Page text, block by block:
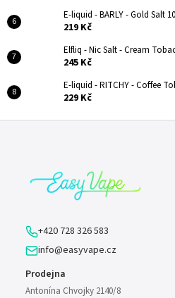
E-liquid - BARLY - Gold Salt
219 Kč
Elfliq - Nic Salt - Cream
245 Kč
E-liquid - RITCHY - Coffee
229 Kč
+420 728 326 583
info@easyvape.cz
Prodejna
Antonína Chvojky 2140/8